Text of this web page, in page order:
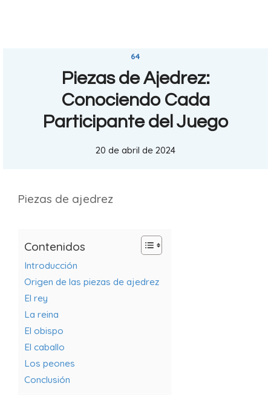
64
Piezas de Ajedrez:
Conociendo Cada
Participante del Juego
20 de abril de 2024
Piezas de ajedrez
Contenidos
Introducción
Origen de las piezas de ajedrez
El rey
La reina
El obispo
El caballo
Los peones
Conclusión